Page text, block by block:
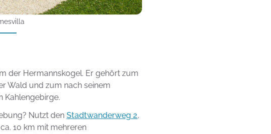
der Hermannskogel. Er gehört zum
Wald und zum nach seinem
Kahlengebirge.
Nutzt den Stadtwanderweg 2,
10 km mit mehreren